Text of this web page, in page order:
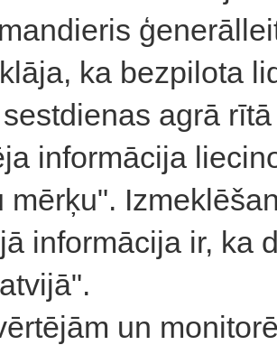
ka bezpilota
agrā
informācija
mērķu".
informācija ir, ka
un